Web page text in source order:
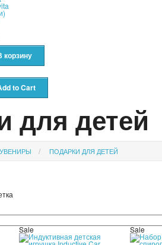
для детей
ПОДАРКИ ДЛЯ ДЕТЕЙ
Sale Sale